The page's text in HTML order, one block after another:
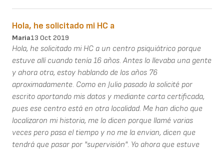
Hola, he solicitado mi HC a
Maria13 Oct 2019
Hola, he solicitado mi HC a un centro psiquiátrico porque
estuve allí cuando tenía 16 años. Antes lo llevaba una gente
y ahora otra, estoy hablando de los años 76
aproximadamente. Como en Julio pasado la solicité por
escrito aportando mis datos y mediante carta certificada,
pues ese centro está en otra localidad. Me han dicho que
localizaron mi historia, me lo dicen porque llamé varias
veces pero pasa el tiempo y no me la envian, dicen que
tendrá que pasar por "supervisión". Yo ahora que estuve